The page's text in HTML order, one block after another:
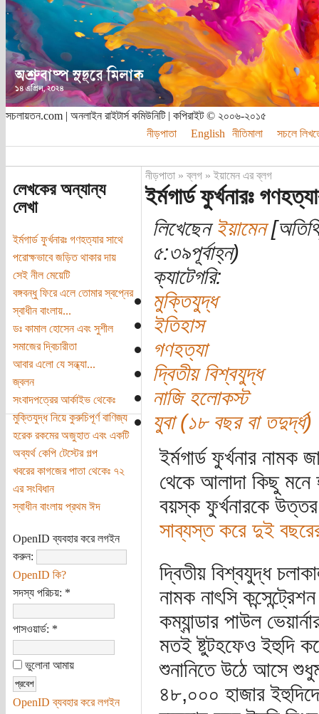
সচলায়তন.com | অনলাইন রাইটার্স কমিউনিটি | কপিরাইট © ২০০৬-২০১৫
নীড়পাতা
English নীতিমালা সচলে
লেখকের অন্যান্য
লেখা
ইর্মগার্ড ফুর্খনারঃ গণহত্যার সাথে
পরোক্ষভাবে জড়িত থাকার দায়
সেই নীল মেয়েটি
বঙ্গবন্ধু ফিরে এলে তোমার স্বপ্নের
স্বাধীন বাংলায়...
ডঃ কামাল হোসেন এবং সুশীল
সমাজের দ্বিচারীতা
আবার এলো যে সন্ধ্যা...
জ্বলন
সংবাদপত্রের আর্কাইভ থেকেঃ
মুক্তিযুদ্ধ নিয়ে কুরুচিপূর্ণ বাণিজ্য
হরেক রকমের অজুহাত এবং একটি
অব্যর্থ কেপি টেস্টের গল্প
খবরের কাগজের পাতা থেকেঃ ৭২
এর সংবিধান
স্বাধীন বাংলায় প্রথম ঈদ
OpenID ব্যবহার করে লগইন
করুন:
OpenID কি?
সদস্য পরিচয়: *
পাসওয়ার্ড: *
ভুলোনা আমায়
OpenID ব্যবহার করে লগইন
নীড়পাতা»ব্লগ» ইয়ামেন এর ব্লগ
ইর্মগার্ড ফুর্খনারঃ
লিখেছেনইয়ামেন
৫:৩৯পূর্বাহ্ন)
ক্যাটেগরি:
মুক্তিযুদ্ধ
ইতিহাস
গণহত্যা
দ্বিতীয় বিশ্বযুদ্ধ
নাজি হলোকস্ট
যুবা (১৮ বছর বা তদুর্দ্ধ)
ইর্মগার্ড ফুর্খনার নামক
থেকে আলাদা কিছু
বয়স্ক ফুর্খনারকে উত্তর
সাব্যস্ত করে দুই
দ্বিতীয় বিশ্বযুদ্ধ
নামক নাৎসি
কম্যান্ডার পাউল
মতই ষ্টুটহফেও ইহুদি
শুনানিতে উঠে আসে
৪৮,০০০ হাজার